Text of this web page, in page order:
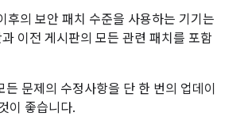
의 보안 패치 수준을 사용하는 기기는
이전 게시판의 모든 관련 패치를 포함
문제의 수정사항을 단 한 번의 업데이
이 좋습니다.